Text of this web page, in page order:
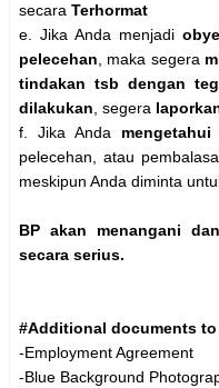
secara Terhormat
e. Jika Anda menjadi
pelecehan, maka segera
tindakan tsb dengan
dilakukan, segera
f. Jika Anda mengetahui
pelecehan, atau
meskipun Anda diminta
BP akan menangani
secara serius.
#Additional documents
-Employment Agreement
-Blue Background